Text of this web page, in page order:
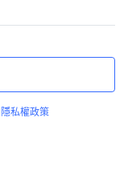
隱私權政策